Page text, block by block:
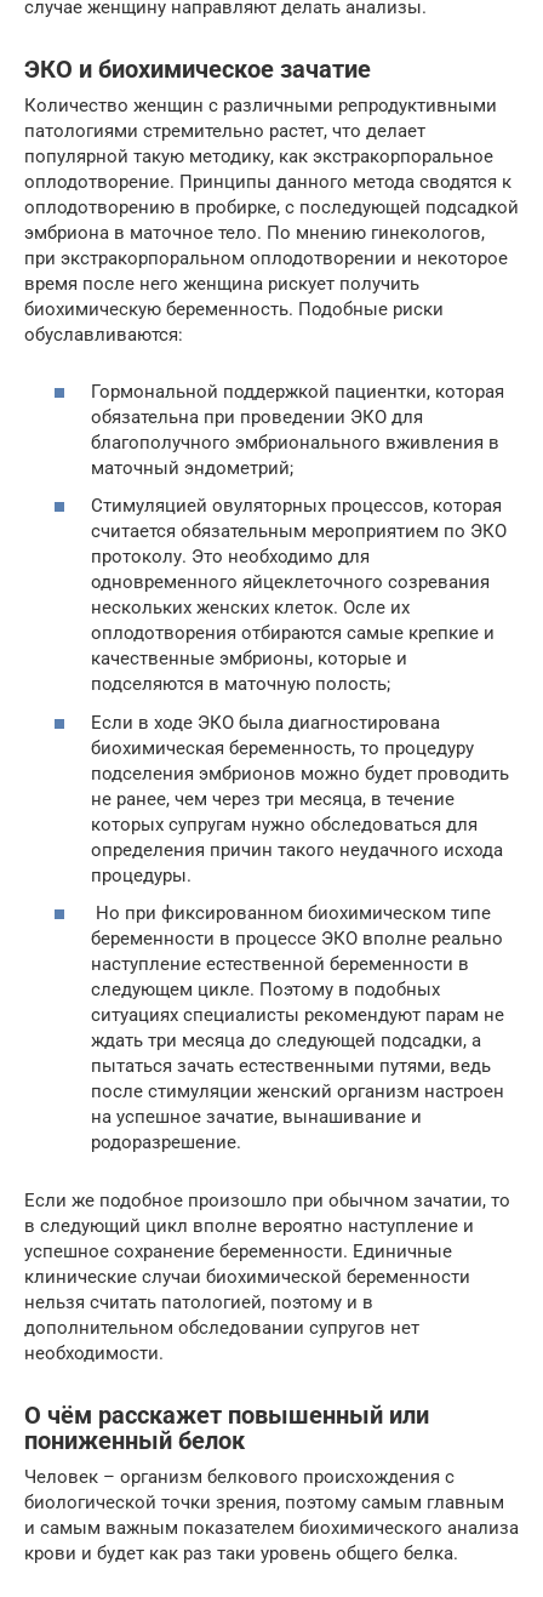
случае женщину направляют делать анализы.
ЭКО и биохимическое зачатие
Количество женщин с различными репродуктивными
патологиями стремительно растет, что делает
популярной такую методику, как экстракорпоральное
оплодотворение. Принципы данного метода сводятся к
оплодотворению в пробирке, с последующей подсадкой
эмбриона в маточное тело. По мнению гинекологов,
при экстракорпоральном оплодотворении и некоторое
время после него женщина рискует получить
биохимическую беременность. Подобные риски
обуславливаются:
Гормональной поддержкой пациентки, которая
обязательна при проведении ЭКО для
благополучного эмбрионального вживления в
маточный эндометрий;
Стимуляцией овуляторных процессов, которая
считается обязательным мероприятием по ЭКО
протоколу. Это необходимо для
одновременного яйцеклеточного созревания
нескольких женских клеток. Осле их
оплодотворения отбираются самые крепкие и
качественные эмбрионы, которые и
подселяются в маточную полость;
Если в ходе ЭКО была диагностирована
биохимическая беременность, то процедуру
подселения эмбрионов можно будет проводить
не ранее, чем через три месяца, в течение
которых супругам нужно обследоваться для
определения причин такого неудачного исхода
процедуры.
Но при фиксированном биохимическом типе
беременности в процессе ЭКО вполне реально
наступление естественной беременности в
следующем цикле. Поэтому в подобных
ситуациях специалисты рекомендуют парам не
ждать три месяца до следующей подсадки, а
пытаться зачать естественными путями, ведь
после стимуляции женский организм настроен
на успешное зачатие, вынашивание и
родоразрешение.
Если же подобное произошло при обычном зачатии, то
в следующий цикл вполне вероятно наступление и
успешное сохранение беременности. Единичные
клинические случаи биохимической беременности
нельзя считать патологией, поэтому и в
дополнительном обследовании супругов нет
необходимости.
О чём расскажет повышенный или
пониженный белок
Человек – организм белкового происхождения с
биологической точки зрения, поэтому самым главным
и самым важным показателем биохимического анализа
крови и будет как раз таки уровень общего белка.